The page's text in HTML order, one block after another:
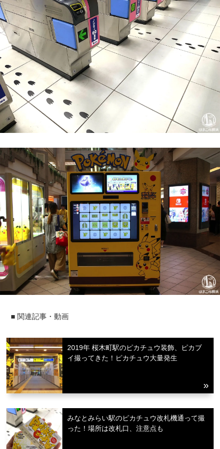
■ 関連記事・動画
2019年 桜木町駅のピカチュウ装飾、ピカブ
イ撮ってきた！ピカチュウ大量発生
みなとみらい駅のピカチュウ改札機通って撮
った！場所は改札口、注意点も